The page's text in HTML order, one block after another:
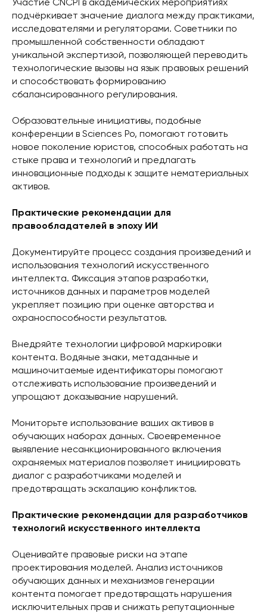
Участие CNCPI в академических мероприятиях
подчёркивает значение диалога между практиками,
исследователями и регуляторами. Советники по
промышленной собственности обладают
уникальной экспертизой, позволяющей переводить
технологические вызовы на язык правовых решений
и способствовать формированию
сбалансированного регулирования.
Образовательные инициативы, подобные
конференции в Sciences Po, помогают готовить
новое поколение юристов, способных работать на
стыке права и технологий и предлагать
инновационные подходы к защите нематериальных
активов.
Практические рекомендации для
правообладателей в эпоху ИИ
Документируйте процесс создания произведений и
использования технологий искусственного
интеллекта. Фиксация этапов разработки,
источников данных и параметров моделей
укрепляет позицию при оценке авторства и
охраноспособности результатов.
Внедряйте технологии цифровой маркировки
контента. Водяные знаки, метаданные и
машиночитаемые идентификаторы помогают
отслеживать использование произведений и
упрощают доказывание нарушений.
Мониторьте использование ваших активов в
обучающих наборах данных. Своевременное
выявление несанкционированного включения
охраняемых материалов позволяет инициировать
диалог с разработчиками моделей и
предотвращать эскалацию конфликтов.
Практические рекомендации для разработчиков
технологий искусственного интеллекта
Оценивайте правовые риски на этапе
проектирования моделей. Анализ источников
обучающих данных и механизмов генерации
контента помогает предотвращать нарушения
исключительных прав и снижать репутационные